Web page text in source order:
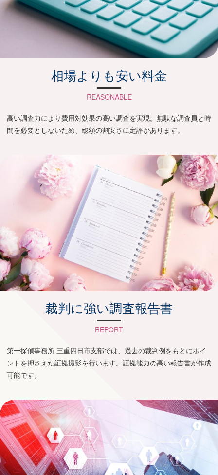
相場よりも安い料金
REASONABLE
高い調査力により費用対効果の高い調査を実現。無駄な調査員と時
間を必要としないため、総額の割安さに定評があります。
裁判に強い調査報告書
REPORT
第一探偵事務所 三重四日市支部では、過去の裁判例をもとにポイ
ントを押さえた証拠撮影を行います。証拠能力の高い報告書が作成
可能です。